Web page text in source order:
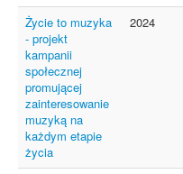
Życie to muzyka
- projekt
kampanii
społecznej
promującej
zainteresowanie
muzyką na
każdym etapie
życia
2024